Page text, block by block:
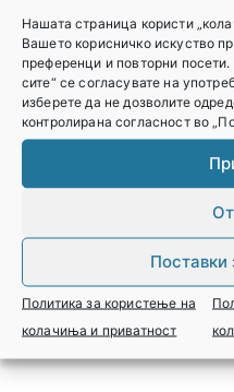
Нашата страница користи
Вашето корисничко искуство
преференци и повторни
сите“ се согласувате на
изберете да не дозволите
контролирана согласност во
Политика за користење на
колачиња и приватност
RENEW YOU